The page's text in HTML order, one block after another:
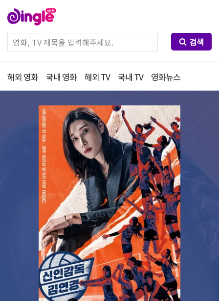
검색
해외 영화 국내 영화 해외 TV 국내 TV 영화뉴스